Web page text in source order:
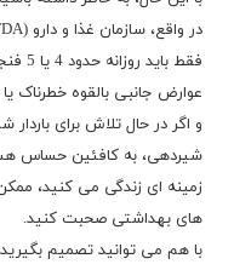
عوارض جانبی بالقوه خطرناک
و اگر در حال تلاش برای
شیردهی، به کافئین حساس
زمینه ای زندگی می کنید،
های بهداشتی صحبت کنید.
با هم می توانید تصمیم